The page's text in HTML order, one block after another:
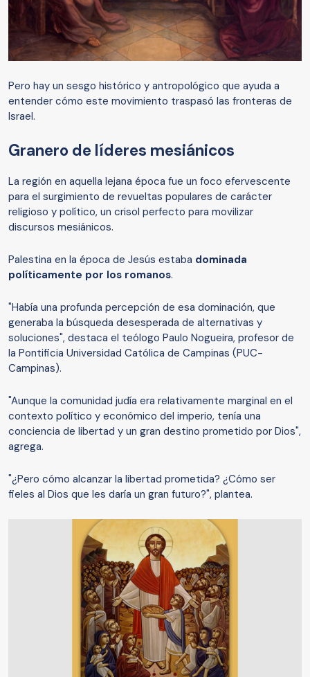
Pero hay un sesgo histórico y antropológico que ayuda a
entender cómo este movimiento traspasó las fronteras de
Israel.
Granero de líderes mesiánicos
La región en aquella lejana época fue un foco efervescente
para el surgimiento de revueltas populares de carácter
religioso y político, un crisol perfecto para movilizar
discursos mesiánicos.
Palestina en la época de Jesús estaba dominada
políticamente por los romanos.
"Había una profunda percepción de esa dominación, que
generaba la búsqueda desesperada de alternativas y
soluciones", destaca el teólogo Paulo Nogueira, profesor de
la Pontificia Universidad Católica de Campinas (PUC-
Campinas).
"Aunque la comunidad judía era relativamente marginal en el
contexto político y económico del imperio, tenía una
conciencia de libertad y un gran destino prometido por Dios",
agrega.
"¿Pero cómo alcanzar la libertad prometida? ¿Cómo ser
fieles al Dios que les daría un gran futuro?", plantea.